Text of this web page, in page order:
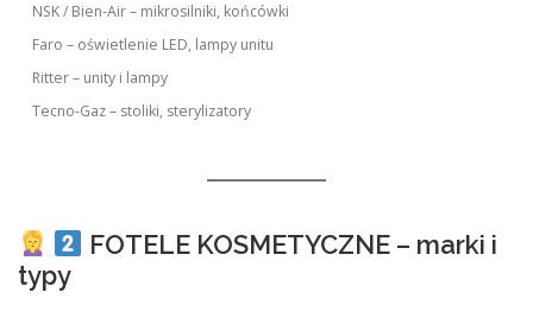
NSK / Bien-Air – mikrosilniki, końcówki
Faro – oświetlenie LED, lampy unitu
Ritter – unity i lampy
Tecno-Gaz – stoliki, sterylizatory
FOTELE KOSMETYCZNE – marki i
typy